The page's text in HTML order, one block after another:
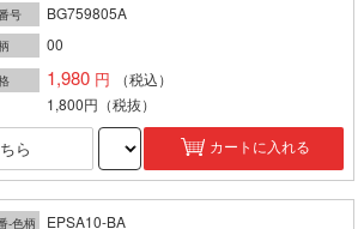
号 BG759805A
00
1,980
（税込）
1,800円 （税抜）
ら カートに入れる
-色柄 EPSA10-BA